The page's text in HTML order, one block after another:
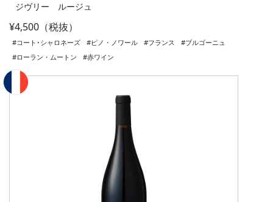
ジヴリー ルージュ
¥4,500（税抜）
#コート･シャロネーズ #ピノ・ノワール #フランス
#ブルゴーニュ
#ローラン・ムートン
#赤ワイン